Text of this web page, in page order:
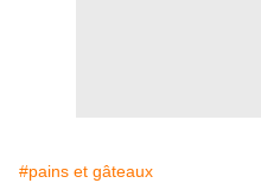
#pains et gâteaux